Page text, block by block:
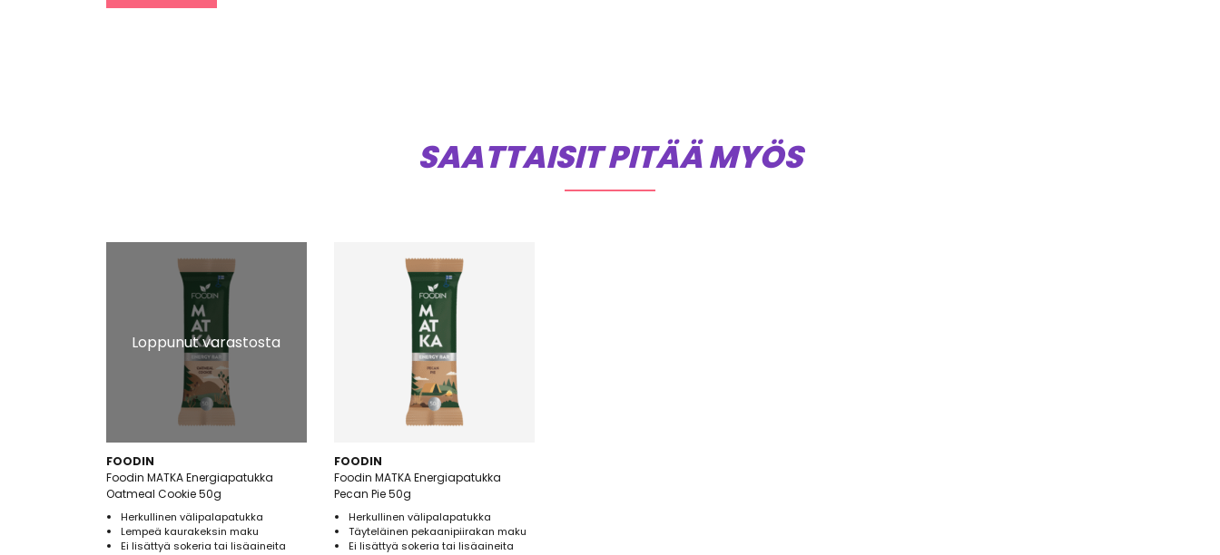
SAATTAISIT PITÄÄ MYÖS
Loppunut varastosta
FOODIN
Foodin MATKA Energiapatukka
Oatmeal Cookie 50g
Herkullinen välipalapatukka
Lempeä kaurakeksin maku
Ei lisättyä sokeria tai lisäaineita
FOODIN
Foodin MATKA Energiapatukka
Pecan Pie 50g
Herkullinen välipalapatukka
Täyteläinen pekaanipiirakan maku
Ei lisättyä sokeria tai lisäaineita